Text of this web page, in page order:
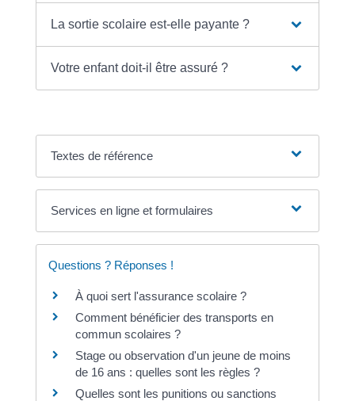
La sortie scolaire est-elle payante ?
Votre enfant doit-il être assuré ?
Textes de référence
Services en ligne et formulaires
Questions ? Réponses !
À quoi sert l'assurance scolaire ?
Comment bénéficier des transports en
commun scolaires ?
Stage ou observation d'un jeune de moins
de 16 ans : quelles sont les règles ?
Quelles sont les punitions ou sanctions